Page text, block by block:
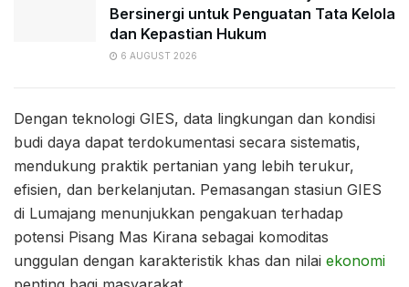
Bersinergi untuk Penguatan Tata Kelola
dan Kepastian Hukum
6 AUGUST 2026
Dengan teknologi GIES, data lingkungan dan kondisi
budi daya dapat terdokumentasi secara sistematis,
mendukung praktik pertanian yang lebih terukur,
efisien, dan berkelanjutan. Pemasangan stasiun GIES
di Lumajang menunjukkan pengakuan terhadap
potensi Pisang Mas Kirana sebagai komoditas
unggulan dengan karakteristik khas dan nilai ekonomi